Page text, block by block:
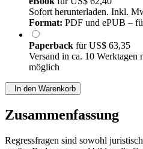
eBookfürUS$ 62,40
Sofort herunterladen. Inkl.
Format:
PaperbackfürUS$ 63,35
Versand in ca. 10 Werktagen
Zusammenfassung